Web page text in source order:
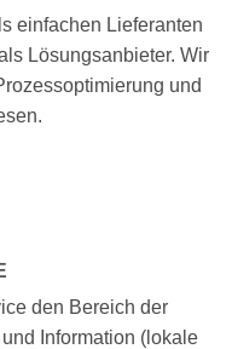
einfachen Lieferanten
Lösungsanbieter. Wir
und
den Bereich der
Information (lokale